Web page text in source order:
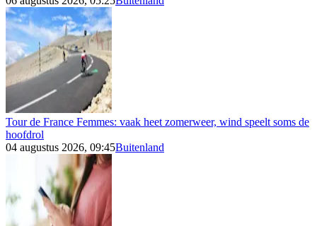
Tour de France Femmes: vaak heet zomerweer, wind speelt soms de
hoofdrol
04 augustus 2026, 09:45Buitenland